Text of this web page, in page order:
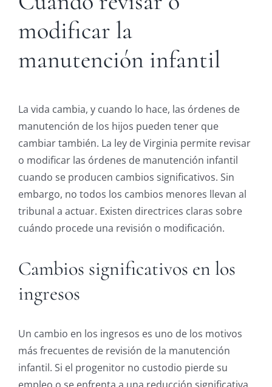
modificar la
manutención infantil
La vida cambia, y cuando lo hace, las órdenes de
manutención de los hijos pueden tener que
cambiar también. La ley de Virginia permite revisar
o modificar las órdenes de manutención infantil
cuando se producen cambios significativos. Sin
embargo, no todos los cambios menores llevan al
tribunal a actuar. Existen directrices claras sobre
cuándo procede una revisión o modificación.
Cambios significativos en los
ingresos
Un cambio en los ingresos es uno de los motivos
más frecuentes de revisión de la manutención
infantil. Si el progenitor no custodio pierde su
empleo o se enfrenta a una reducción significativa